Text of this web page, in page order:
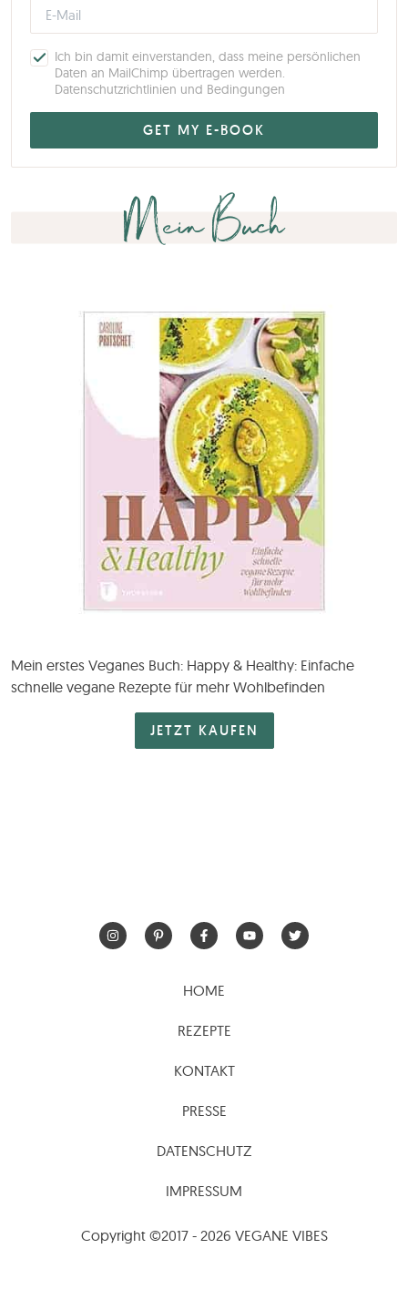
Ich bin damit einverstanden, dass meine persönlichen
Daten an MailChimp übertragen werden.
Datenschutzrichtlinien und Bedingungen
Mein Buch
Mein erstes Veganes Buch: Happy & Healthy: Einfache
schnelle vegane Rezepte für mehr Wohlbefinden
JETZT KAUFEN
HOME
REZEPTE
KONTAKT
PRESSE
DATENSCHUTZ
IMPRESSUM
Copyright ©2017 - 2026 VEGANE VIBES